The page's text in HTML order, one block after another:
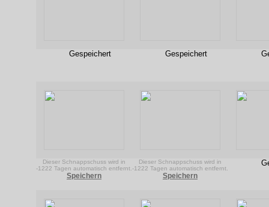
Gespeichert Gespeichert
Dieser Schnappschuss wird in
-1222 Tagen automatisch entfernt.
Speichern
Dieser Schnappschuss wird in
-1222 Tagen automatisch entfernt.
Speichern